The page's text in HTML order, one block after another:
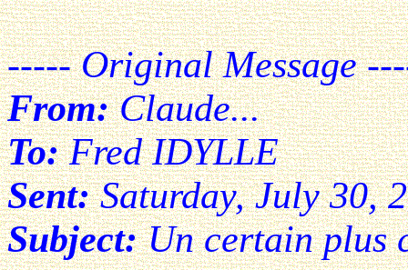
----- Original Message
From:Claude...
To:Fred IDYLLE
Sent:Saturday, July 30,
Subject:Un certain plus